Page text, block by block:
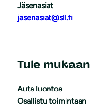
Jäsenasiat
jasenasiat@sll.fi
Tule mukaan
Auta luontoa
Osallistu toimintaan